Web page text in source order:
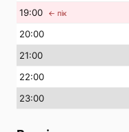
19:00 ← пік
20:00
21:00
22:00
23:00